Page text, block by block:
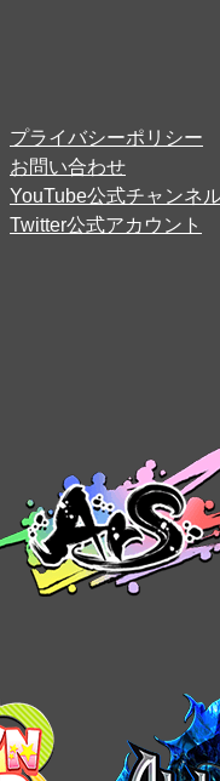
プライバシーポリシー
お問い合わせ
YouTube公式チャンネ
Twitter公式アカウント